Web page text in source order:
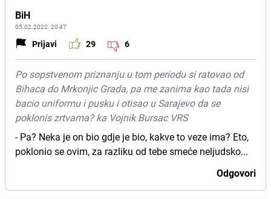
BiH
05.02.2022. 20:47
Prijavi 29 6
Po sopstvenom priznanju u tom periodu si ratovao od
Bihaca do Mrkonjic Grada, pa me zanima kao tada nisi
bacio uniformu i pusku i otisao u Sarajevo da se
poklonis zrtvama? ka Vojnik Bursac VRS
- Pa? Neka je on bio gdje je bio, kakve to veze ima? Eto,
poklonio se ovim, za razliku od tebe smeće neljudsko...
Odgovori